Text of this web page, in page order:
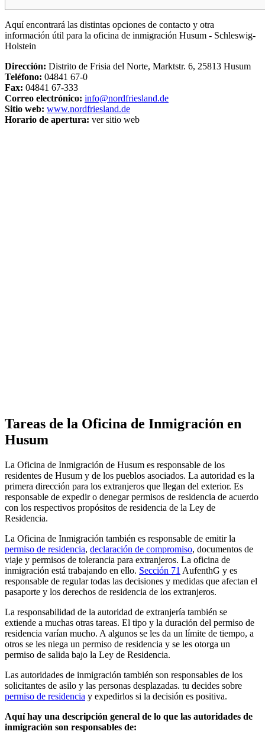
Aquí encontrará las distintas opciones de contacto y otra
información útil para la oficina de inmigración Husum - Schleswig-
Holstein
Dirección: Distrito de Frisia del Norte, Marktstr. 6, 25813 Husum
Teléfono: 04841 67-0
Fax: 04841 67-333
Correo electrónico: info@nordfriesland.de
Sitio web: www.nordfriesland.de
Horario de apertura: ver sitio web
Tareas de la Oficina de Inmigración en
Husum
La Oficina de Inmigración de Husum es responsable de los
residentes de Husum y de los pueblos asociados. La autoridad es la
primera dirección para los extranjeros que llegan del exterior. Es
responsable de expedir o denegar permisos de residencia de acuerdo
con los respectivos propósitos de residencia de la Ley de
Residencia.
La Oficina de Inmigración también es responsable de emitir la
permiso de residencia, declaración de compromiso, documentos de
viaje y permisos de tolerancia para extranjeros. La oficina de
inmigración está trabajando en ello. Sección 71 AufenthG y es
responsable de regular todas las decisiones y medidas que afectan el
pasaporte y los derechos de residencia de los extranjeros.
La responsabilidad de la autoridad de extranjería también se
extiende a muchas otras tareas. El tipo y la duración del permiso de
residencia varían mucho. A algunos se les da un límite de tiempo, a
otros se les niega un permiso de residencia y se les otorga un
permiso de salida bajo la Ley de Residencia.
Las autoridades de inmigración también son responsables de los
solicitantes de asilo y las personas desplazadas. tu decides sobre
permiso de residencia y expedirlos si la decisión es positiva.
Aquí hay una descripción general de lo que las autoridades de
inmigración son responsables de: